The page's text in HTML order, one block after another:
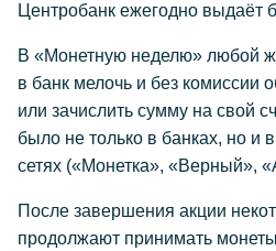
Центробанк ежегодно выдаёт
В «Монетную неделю» любой
в банк мелочь и без комиссии
или зачислить сумму на свой
было не только в банках, но и
сетях («Монетка», «Верный»,
После завершения акции
продолжают принимать